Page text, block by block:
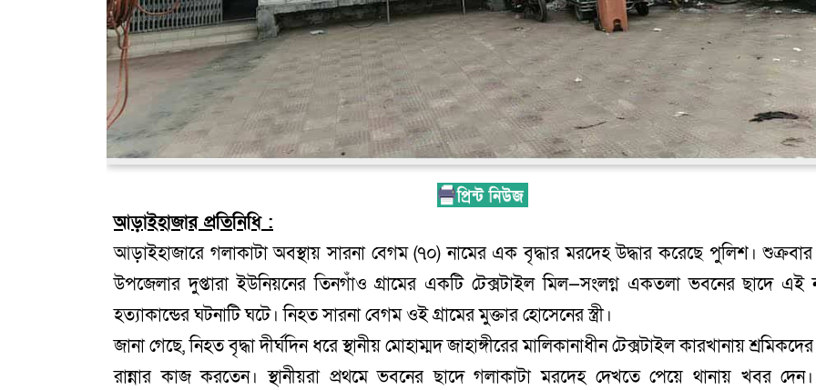
আড়াইহাজার প্রতিনিধি :
আড়াইহাজারে গলাকাটা অবস্থায় সারনা বেগম (৭০) নামের এক বৃদ্ধার মরদেহ উদ্ধার করেছে পুলিশ।
উপজেলার দুপ্তারা ইউনিয়নের তিনগাঁও গ্রামের একটি টেক্সটাইল মিল—সংলগ্ন একতলা ভবনের ছাদে এই
হত্যাকান্ডের ঘটনাটি ঘটে। নিহত সারনা বেগম ওই গ্রামের মুক্তার হোসেনের স্ত্রী।
জানা গেছে, নিহত বৃদ্ধা দীর্ঘদিন ধরে স্থানীয় মোহাম্মদ জাহাঙ্গীরের মালিকানাধীন টেক্সটাইল কারখানায়
রান্নার কাজ করতেন। স্থানীয়রা প্রথমে ভবনের ছাদে গলাকাটা মরদেহ দেখতে পেয়ে থানায় খবর